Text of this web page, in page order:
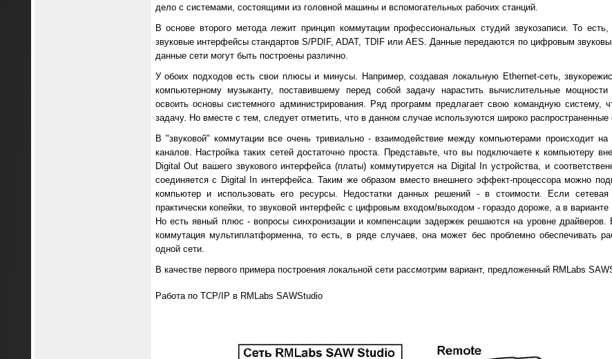
дело с системами, состоящими из головной машины и вспомогательных рабочих станций.
В основе второго метода лежит принцип коммутации профессиональных студий звукозаписи. То
звуковые интерфейсы стандартов S/PDIF, ADAT, TDIF или AES. Данные передаются по цифровым
данные сети могут быть построены различно.
У обоих подходов есть свои плюсы и минусы. Например, создавая локальную Ethernet-сеть,
компьютерному музыканту, поставившему перед собой задачу нарастить вычислительные
освоить основы системного администрирования. Ряд программ предлагает свою командную систему,
задачу. Но вместе с тем, следует отметить, что в данном случае используются широко
В "звуковой" коммутации все очень тривиально - взаимодействие между компьютерами происходит
каналов. Настройка таких сетей достаточно проста. Представьте, что вы подключаете к компьютеру
Digital Out вашего звукового интерфейса (платы) коммутируется на Digital In устройства, и
соединяется с Digital In интерфейса. Таким же образом вместо внешнего эффект-процессора можно
компьютер и использовать его ресурсы. Недостатки данных решений - в стоимости. Если
практически копейки, то звуковой интерфейс с цифровым входом/выходом - гораздо дороже, а в варианте
Но есть явный плюс - вопросы синхронизации и компенсации задержек решаются на уровне драйверов.
коммутация мультиплатформенна, то есть, в ряде случаев, она может бес проблемно обеспечивать
одной сети.
В качестве первого примера построения локальной сети рассмотрим вариант, предложенный RMLabs
Работа по TCP/IP в RMLabs SAWStudio